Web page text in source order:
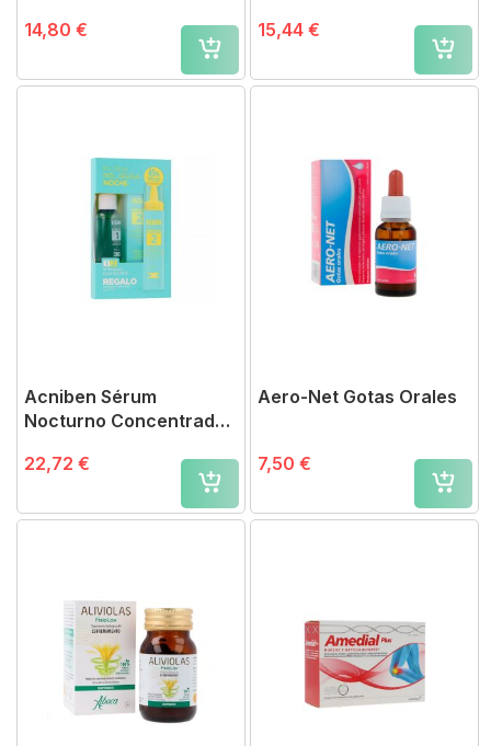
14,80 €
15,44 €
Acniben Sérum
Nocturno Concentrado
22,72 €
Aero-Net Gotas Orales
7,50 €